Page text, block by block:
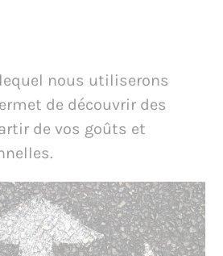
nous utiliserons
de découvrir des
de vos goûts et